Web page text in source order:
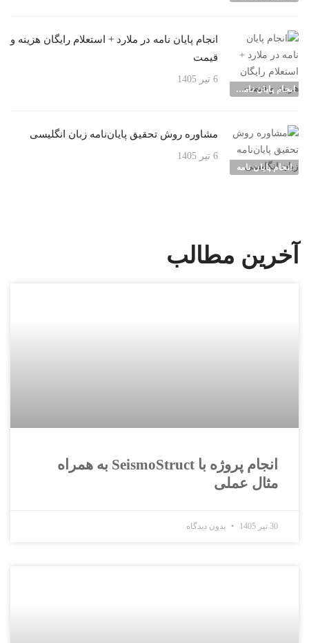
انجام پایان نامه شهرها
انجام پایان نامه در ملارد + استعلام رایگان هزینه و
قیمت
6 تیر 1405
انجام پایان نامه
مشاوره روش تحقیق پایان‌نامه زبان انگلیسی
6 تیر 1405
آخرین مطالب
انجام پروژه با SeismoStruct به همراه
مثال عملی
30 تیر 1405 بدون دیدگاه